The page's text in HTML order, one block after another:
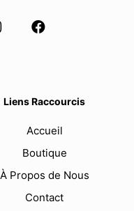
Liens Raccourcis
Accueil
Boutique
À Propos de Nous
Contact